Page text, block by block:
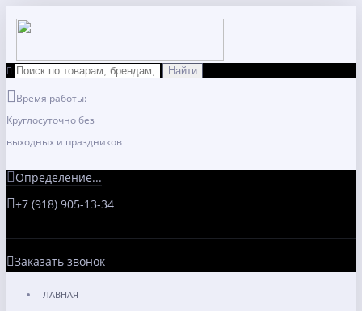
Время работы:
Круглосуточно без
выходных и праздников
Определение...
+7 (918) 905-13-34
Заказать звонок
ГЛАВНАЯ